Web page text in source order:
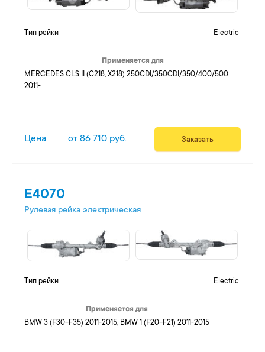
Тип рейки Electric
Применяется для
MERCEDES CLS II (C218, X218) 250CDI/350CDI/350/400/500
2011-
Цена от 86 710 руб. Заказать
E4070
Рулевая рейка электрическая
Тип рейки Electric
Применяется для
BMW 3 (F30-F35) 2011-2015; BMW 1 (F20-F21) 2011-2015